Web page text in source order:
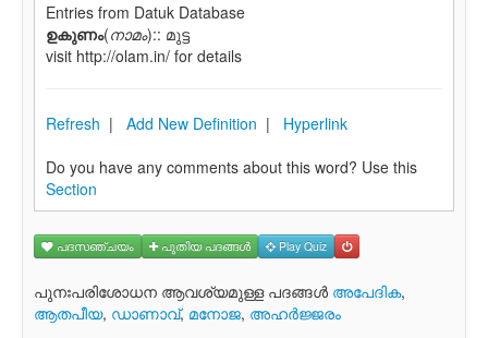
Entries from Datuk Database
ഉകുണം(നാമം):: മുട്ട
visit http://olam.in/ for details
Refresh | Add New Definition | Hyperlink
Do you have any comments about this word? Use this
Section
പദസഞ്ചയം പുതിയ പദങ്ങള്‍ Play Quiz
പുനഃപരിശോധന ആവശ്യമുള്ള പദങ്ങള്‍ അപേദിക,
ആതപീയ, ഡാണാവ്, മനോജ, അഹര്‍ജ്ജരം